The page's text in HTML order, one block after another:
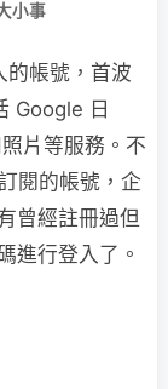
小事
的帳號，首波
Google 日
片等服務。不
閱的帳號，企
曾經註冊過但
進行登入了。